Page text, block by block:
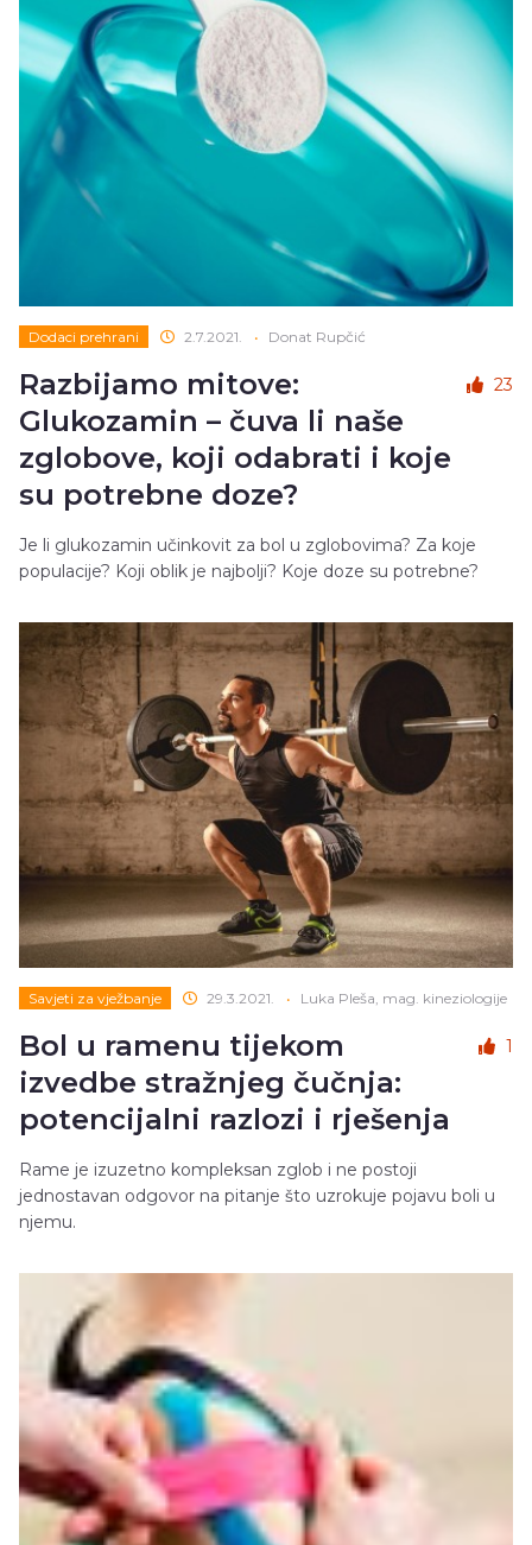
Dodaci prehrani 2.7.2021. • Donat Rupčić
Razbijamo mitove:
Glukozamin – čuva li naše
zglobove, koji odabrati i koje
su potrebne doze?
23
Je li glukozamin učinkovit za bol u zglobovima? Za koje
populacije? Koji oblik je najbolji? Koje doze su potrebne?
Savjeti za vježbanje 29.3.2021. • Luka Pleša, mag. kineziologije
Bol u ramenu tijekom
izvedbe stražnjeg čučnja:
potencijalni razlozi i rješenja
1
Rame je izuzetno kompleksan zglob i ne postoji
jednostavan odgovor na pitanje što uzrokuje pojavu boli u
njemu.